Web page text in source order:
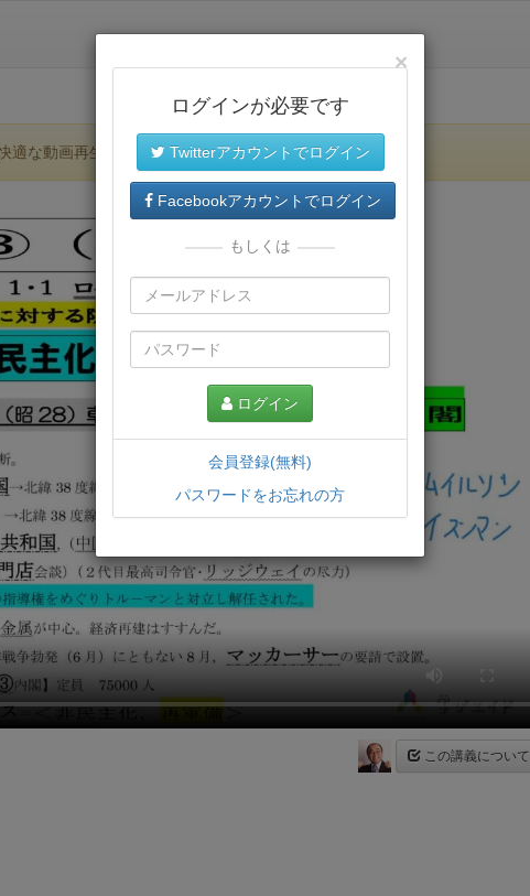
適な動画再生環境が提供されます。
この講義について
×
ログインが必要です
Twitterアカウントでログイン
Facebookアカウントでログイン
もしくは
ログイン
会員登録(無料)
パスワードをお忘れの方